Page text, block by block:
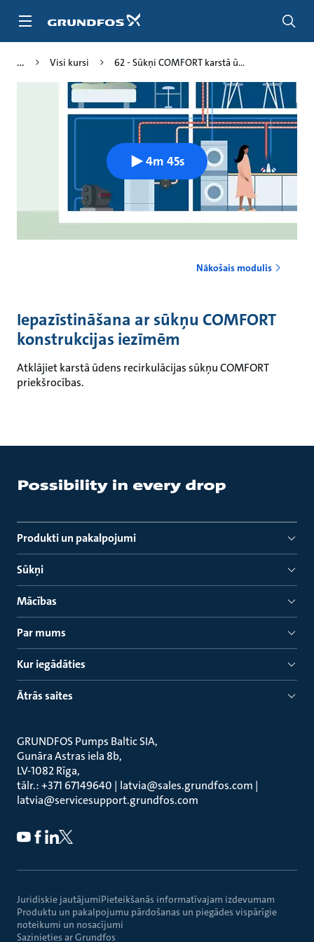
Visi kursi 62 - Sūkņi COMFORT karstā ū...
4m 45s
Nākošais modulis
Iepazīstināšana ar sūkņu COMFORT
konstrukcijas iezīmēm
Atklājiet karstā ūdens recirkulācijas sūkņu COMFORT
priekšrocības.
Produkti un pakalpojumi
Sūkņi
Mācības
Par mums
Kur iegādāties
Ātrās saites
GRUNDFOS Pumps Baltic SIA
Gunāra Astras iela 8b
LV-1082 Rīga
tālr.: +371 67149640 | latvia@sales.grundfos.com |
latvia@servicesupport.grundfos.com
Juridiskie jautājumiPieteikšanās informatīvajam izdevumam
Produktu un pakalpojumu pārdošanas un piegādes vispārīgie
noteikumi un nosacījumi
Sazinieties ar Grundfos